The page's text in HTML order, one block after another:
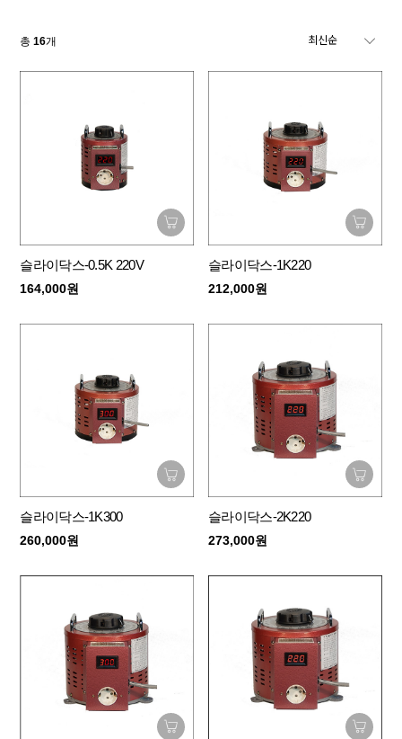
총16개
슬라이닥스-0.5K 220V
164,000원
슬라이닥스-1K220
212,000원
슬라이닥스-1K300
260,000원
슬라이닥스-2K220
273,000원